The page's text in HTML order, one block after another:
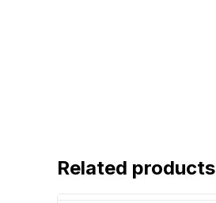
Related products